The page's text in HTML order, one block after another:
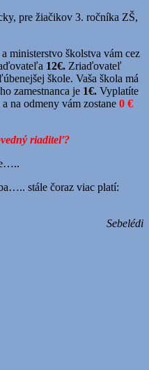
pre žiačikov 3. ročníka ZŠ,
ministerstvo školstva vám cez
12€. Zriaďovateľ
škole. Vaša škola má
zamestnanca je 1€. Vyplatíte
na odmeny vám zostane 0 €
riaditeľ?
stále čoraz viac platí:
Sebelédi